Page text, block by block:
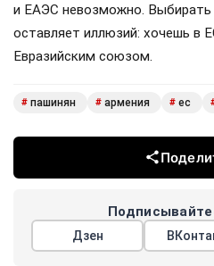
и ЕАЭС невозможно. Выбирать
оставляет иллюзий: хочешь в
Евразийским союзом.
# пашинян # армения # ес
Дзен